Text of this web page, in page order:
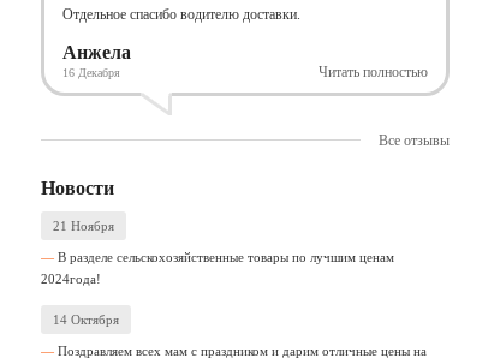
Отдельное спасибо водителю доставки.
Анжела
16 Декабря Читать полностью
Все отзывы
Новости
21 Ноября
В разделе сельскохозяйственные товары по лучшим ценам
2024года!
14 Октября
Поздравляем всех мам с праздником и дарим отличные цены на